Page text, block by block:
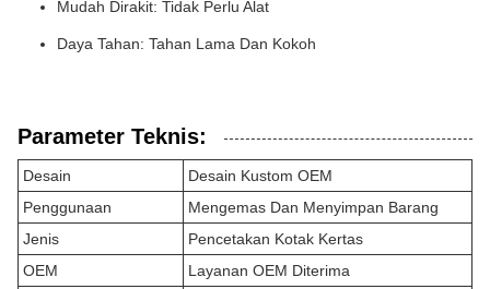
Mudah Dirakit: Tidak Perlu Alat
Daya Tahan: Tahan Lama Dan Kokoh
Parameter Teknis:
Desain
Desain Kustom OEM
Penggunaan
Mengemas Dan Menyimpan Barang
Jenis
Pencetakan Kotak Kertas
OEM
Layanan OEM Diterima